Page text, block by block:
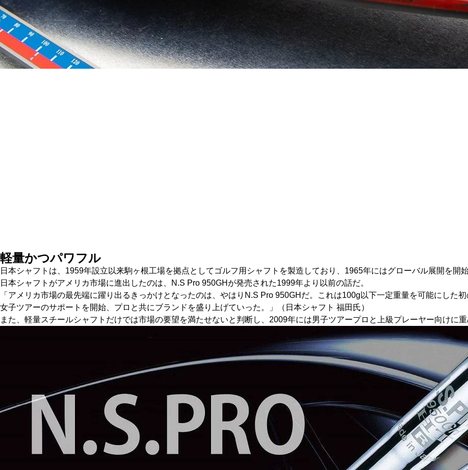
軽量かつパワフル
日本シャフトは、1959年設立以来駒ヶ根工場を拠点としてゴルフ用シャフトを製造しており、1965年にはグローバル展開を開始
日本シャフトがアメリカ市場に進出したのは、N.S Pro 950GHが発売された1999年より以前の話だ。
「アメリカ市場の最先端に躍り出るきっかけとなったのは、やはりN.S Pro 950GHだ。これは100g以下一定重量を可能にした
女子ツアーのサポートを開始、プロと共にブランドを盛り上げていった。」（日本シャフト 福田氏）
また、軽量スチールシャフトだけでは市場の要望を満たせないと判断し、2009年には男子ツアープロと上級プレーヤー向けに